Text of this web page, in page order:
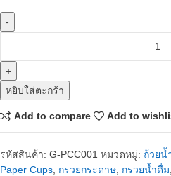
หยิบใส่ตะกร้า
Add to compare Add to
รหัสสินค้า: G-PCC001 หมวดหมู่: ถ้วยน้
Paper Cups กรวยกระดาษ กรวยน้ำดื่ม